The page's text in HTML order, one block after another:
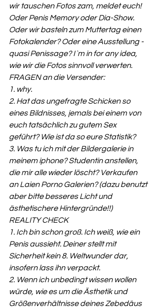
wir tauschen Fotos zam, meldet euch!
Oder Penis Memory oder Dia-Show.
Oder wir basteln zum Muttertag einen
Fotokalender? Oder eine Ausstellung -
quasi Penissage? I`m in for any idea,
wie wir die Fotos sinnvoll verwerten.
FRAGEN an die Versender:
1. why.
2. Hat das ungefragte Schicken so
eines Bildnisses, jemals bei einem von
euch tatsächlich zu gutem Sex
geführt? Wie ist da so eure Statistik?
3. Was tu ich mit der Bildergalerie in
meinem iphone? Studentin anstellen,
die mir alle wieder löscht? Verkaufen
an Laien Porno Galerien? (dazu benutzt
aber bitte besseres Licht und
ästhetischere Hintergründe!!)
REALITY CHECK
1. Ich bin schon groß. Ich weiß, wie ein
Penis aussieht. Deiner stellt mit
Sicherheit kein 8. Weltwunder dar,
insofern lass ihn verpackt.
2. Wenn ich unbedingt wissen wollen
würde, wie es um die Ästhetik und
Größenverhältnisse deines Zebedäus